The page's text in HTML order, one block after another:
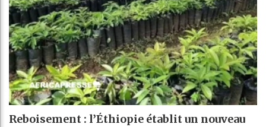
Reboisement : l’Éthiopie établit un nouveau